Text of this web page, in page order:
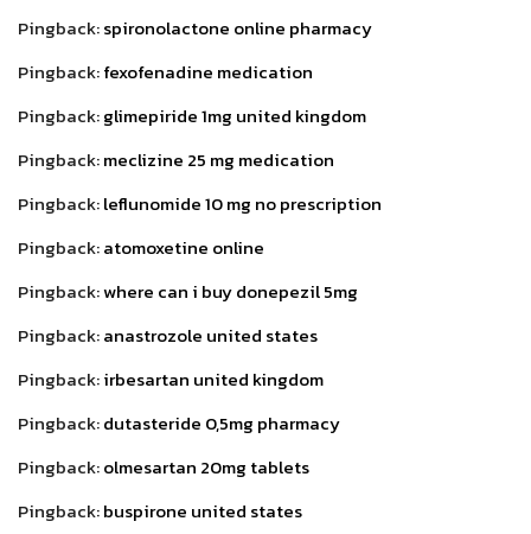
Pingback:spironolactone online pharmacy
Pingback:fexofenadine medication
Pingback:glimepiride 1mg united kingdom
Pingback:meclizine 25 mg medication
Pingback:leflunomide 10 mg no prescription
Pingback:atomoxetine online
Pingback:where can i buy donepezil 5mg
Pingback:anastrozole united states
Pingback:irbesartan united kingdom
Pingback:dutasteride 0,5mg pharmacy
Pingback:olmesartan 20mg tablets
Pingback:buspirone united states